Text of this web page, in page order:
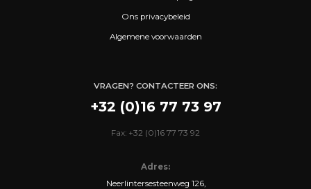
Ons privacybeleid
Algemene voorwaarden
VRAGEN? CONTACTEER ONS:
+32 (0)16 77 73 97
Fax: +32 (0)16 77 73 92
Adres:
Neerlintersesteenweg 126,